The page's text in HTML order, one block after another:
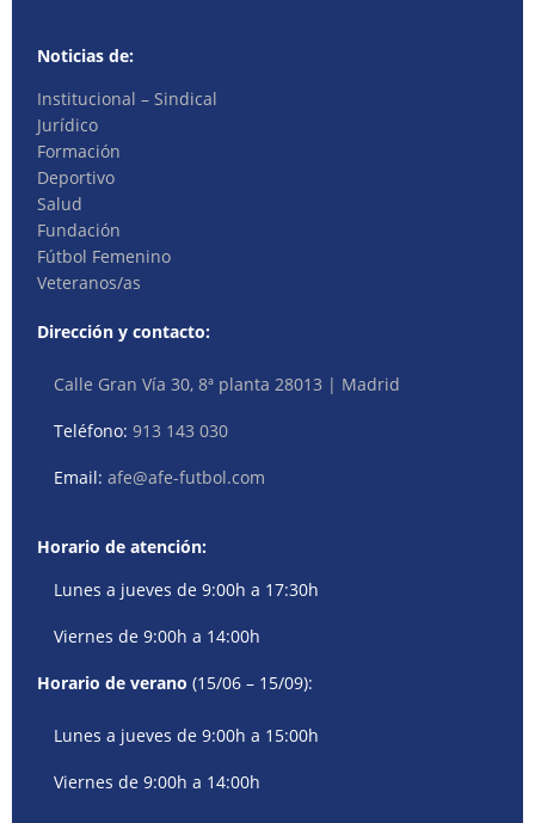
Noticias de:
Institucional – Sindical
Jurídico
Formación
Deportivo
Salud
Fundación
Fútbol Femenino
Veteranos/as
Dirección y contacto:
Calle Gran Vía 30, 8ª planta 28013 | Madrid
Teléfono:913 143 030
Email:afe@afe-futbol.com
Horario de atención:
Lunes a jueves de 9:00h a 17:30h
Viernes de 9:00h a 14:00h
Horario de verano (15/06 – 15/09):
Lunes a jueves de 9:00h a 15:00h
Viernes de 9:00h a 14:00h